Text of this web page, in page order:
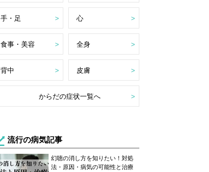
手・足 心
食事・美容 全身
背中 皮膚
からだの症状一覧へ
流行の病気記事
幻聴の消し方を知りたい！対処
法・原因・病気の可能性と治療